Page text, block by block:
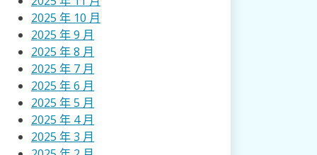
2025 年 10 月
2025 年 9 月
2025 年 8 月
2025 年 7 月
2025 年 6 月
2025 年 5 月
2025 年 4 月
2025 年 3 月